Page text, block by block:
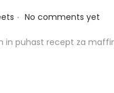
. No comments yet
in puhast recept za